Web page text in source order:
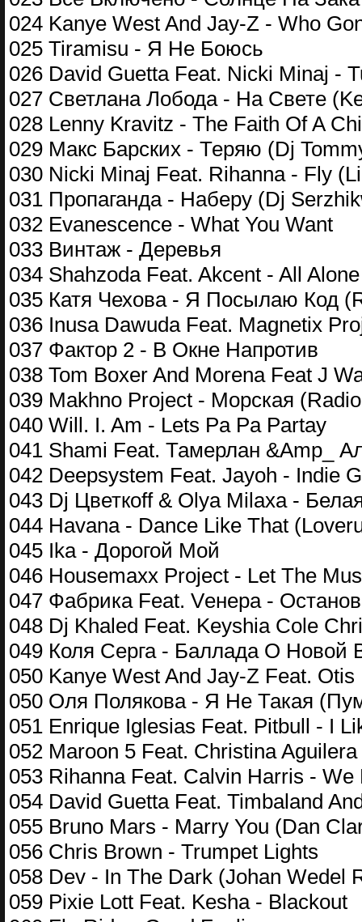
024 Kanye West And Jay-Z - Who
025 Tiramisu - Я Не Боюсь
026 David Guetta Feat. Nicki Minaj -
027 Светлана Лобода - На Свете
028 Lenny Kravitz - The Faith Of A
029 Макс Барских - Теряю (Dj
030 Nicki Minaj Feat. Rihanna - Fly
031 Пропаганда - Наберу (Dj
032 Evanescence - What You Want
033 Винтаж - Деревья
034 Shahzoda Feat. Akcent - All Alone
035 Катя Чехова - Я Посылаю Код
036 Inusa Dawuda Feat. Magnetix
037 Фактор 2 - В Окне Напротив
038 Tom Boxer And Morena Feat J
039 Makhno Project - Морская
040 Will. I. Am - Lets Pa Pa Partay
041 Shami Feat. Тамерлан &Amp_
042 Deepsystem Feat. Jayoh - Indie
043 Dj Цветкоff & Olya Milaxa -
044 Havana - Dance Like That
045 Ika - Дорогой Мой
046 Housemaxx Project - Let The
047 Фабрика Feat. Vенера -
048 Dj Khaled Feat. Keyshia Cole
049 Коля Серга - Баллада О Новой
050 Kanye West And Jay-Z Feat.
050 Оля Полякова - Я Не Такая
051 Enrique Iglesias Feat. Pitbull - I
052 Maroon 5 Feat. Christina
053 Rihanna Feat. Calvin Harris - We
054 David Guetta Feat. Timbaland
055 Bruno Mars - Marry You (Dan
056 Chris Brown - Trumpet Lights
058 Dev - In The Dark (Johan Wedel
059 Pixie Lott Feat. Kesha - Blackout